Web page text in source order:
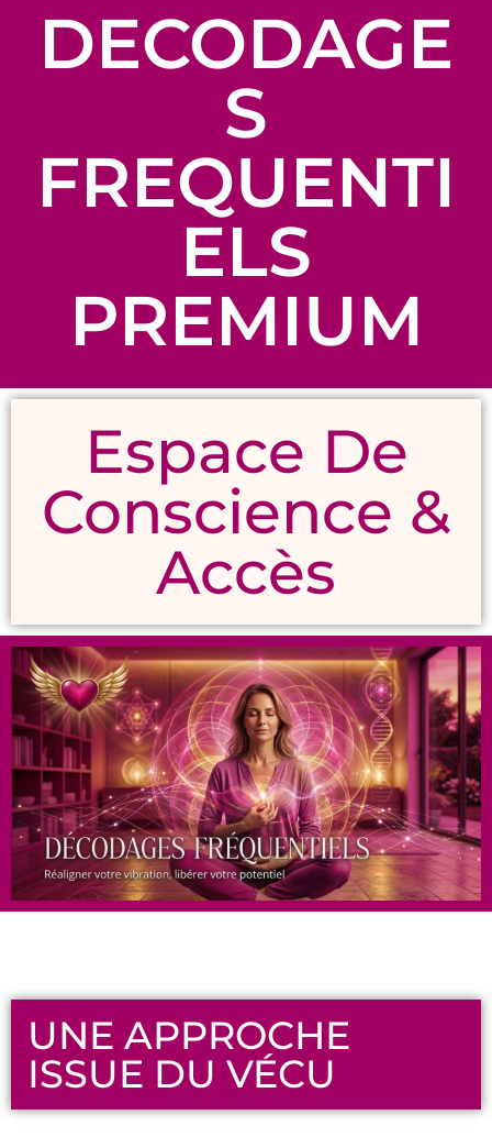
DECODAGE
S
FREQUENTI
ELS
PREMIUM
Espace De
Conscience &
Accès
UNE APPROCHE
ISSUE DU VÉCU